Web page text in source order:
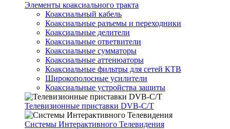
Элементы коаксиального тракта
Коаксиальный кабель
Коаксиальные разъемы и переходники
Коаксиальные делители
Коаксиальные ответвители
Коаксиальные сумматоры
Коаксиальные аттенюаторы
Коаксиальные фильтры для сетей КТВ
Широкополосные усилители
Коаксиальные устройства защиты
Телевизионные приставки DVB-C/T
Системы Интерактивного Телевидения